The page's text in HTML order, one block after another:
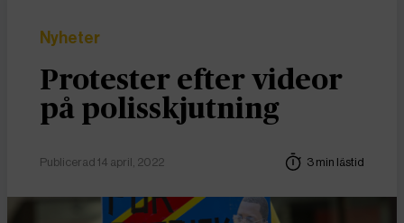
Nyheter
Protester efter videor
på polisskjutning
Publicerad 14 april, 2022 3 min lästid